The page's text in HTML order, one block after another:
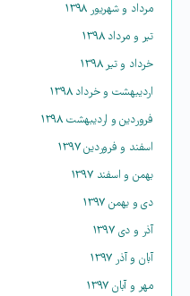
مرداد و شهریور ۱۳۹۸
تیر و مرداد ۱۳۹۸
خرداد و تیر ۱۳۹۸
اردیبهشت و خرداد ۱۳۹۸
فروردین و اردیبهشت ۱۳۹۸
اسفند و فروردین ۱۳۹۷
بهمن و اسفند ۱۳۹۷
دی و بهمن ۱۳۹۷
آذر و دی ۱۳۹۷
آبان و آذر ۱۳۹۷
مهر و آبان ۱۳۹۷